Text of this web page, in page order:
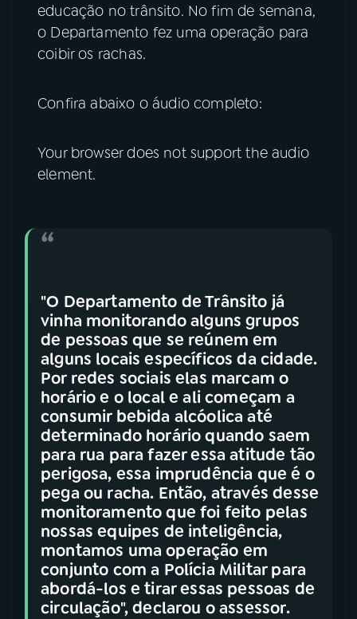
Instagram X
educação no trânsito. No fim de semana,
o Departamento fez uma operação para
coibir os rachas.
Confira abaixo o áudio completo:
Your browser does not support the audio
element.
"O Departamento de Trânsito já
vinha monitorando alguns grupos
de pessoas que se reúnem em
alguns locais específicos da cidade.
Por redes sociais elas marcam o
horário e o local e ali começam a
consumir bebida alcóolica até
determinado horário quando saem
para rua para fazer essa atitude tão
perigosa, essa imprudência que é o
pega ou racha. Então, através desse
monitoramento que foi feito pelas
nossas equipes de inteligência,
montamos uma operação em
conjunto com a Polícia Militar para
abordá-los e tirar essas pessoas de
circulação", declarou o assessor.